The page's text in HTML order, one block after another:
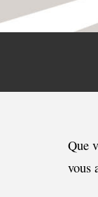
Que
vous